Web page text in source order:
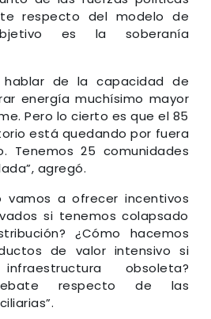
respecto del modelo de
es la soberanía
hablar de la capacidad de
energía muchísimo mayor
Pero lo cierto es que el 85
está quedando por fuera
Tenemos 25 comunidades
agregó.
vamos a ofrecer incentivos
si tenemos colapsado
¿Cómo hacemos
de valor intensivo si
obsoleta?
respecto de las